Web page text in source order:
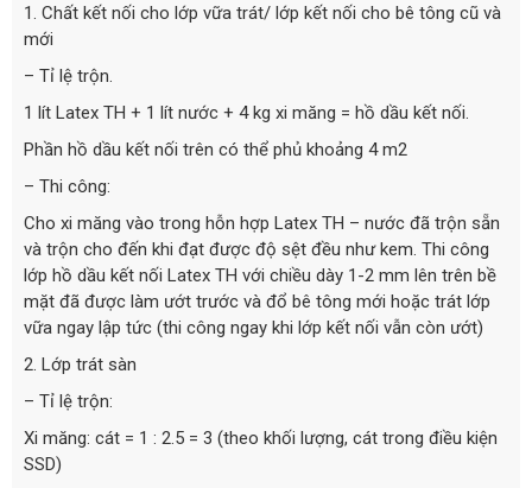
1. Chất kết nối cho lớp vữa trát/ lớp kết nối cho bê tông cũ và
mới
– Tỉ lệ trộn.
1 lít Latex TH + 1 lít nước + 4 kg xi măng = hồ dầu kết nối.
Phần hồ dầu kết nối trên có thể phủ khoảng 4 m2
– Thi công:
Cho xi măng vào trong hỗn hợp Latex TH – nước đã trộn sẵn
và trộn cho đến khi đạt được độ sệt đều như kem. Thi công
lớp hồ dầu kết nối Latex TH với chiều dày 1-2 mm lên trên bề
mặt đã được làm ướt trước và đổ bê tông mới hoặc trát lớp
vữa ngay lập tức (thi công ngay khi lớp kết nối vẫn còn ướt)
2. Lớp trát sàn
– Tỉ lệ trộn:
Xi măng: cát = 1 : 2.5 = 3 (theo khối lượng, cát trong điều kiện
SSD)